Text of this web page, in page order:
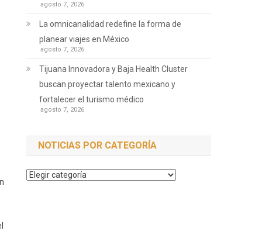
agosto 7, 2026
La omnicanalidad redefine la forma de
planear viajes en México
agosto 7, 2026
Tijuana Innovadora y Baja Health Cluster
buscan proyectar talento mexicano y
fortalecer el turismo médico
agosto 7, 2026
NOTICIAS POR CATEGORÍA
Noticias